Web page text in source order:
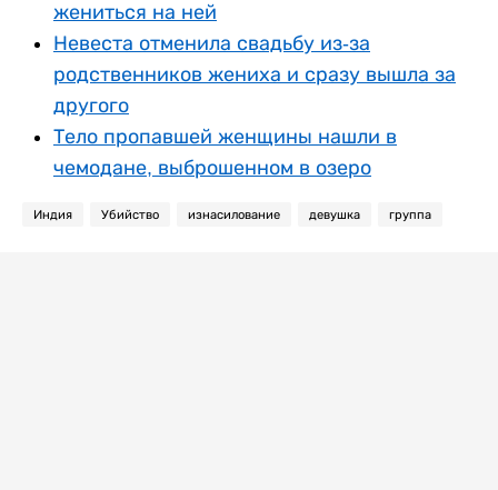
жениться на ней
Невеста отменила свадьбу из-за
родственников жениха и сразу вышла за
другого
Тело пропавшей женщины нашли в
чемодане, выброшенном в озеро
Индия Убийство изнасилование девушка группа